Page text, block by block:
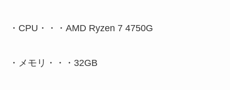
・CPU・・・AMD Ryzen 7 4750G
・メモリ・・・32GB